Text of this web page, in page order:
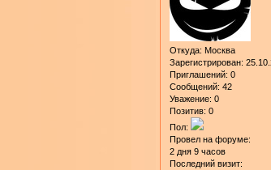
Откуда: Москва
Зарегистрирован:
Приглашений: 0
Сообщений: 42
Уважение: 0
Позитив: 0
Пол:
Провел на форуме:
2 дня 9 часов
Последний визит: